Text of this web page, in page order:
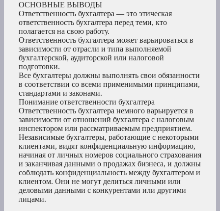
ОСНОВНЫЕ ВЫВОДЫ
Ответственность бухгалтера — это этическая
ответственность бухгалтера перед теми, кто
полагается на свою работу.
Ответственность бухгалтера может варьироваться в
зависимости от отрасли и типа выполняемой
бухгалтерской, аудиторской или налоговой
подготовки.
Все бухгалтеры должны выполнять свои обязанности
в соответствии со всеми применимыми принципами,
стандартами и законами.
Понимание ответственности бухгалтера
Ответственность бухгалтера немного варьируется в
зависимости от отношений бухгалтера с налоговым
инспектором или рассматриваемым предприятием.
Независимые бухгалтеры, работающие с некоторыми
клиентами, видят конфиденциальную информацию,
начиная от личных номеров социального страхования
и заканчивая данными о продажах бизнеса, и должны
соблюдать конфиденциальность между бухгалтером и
клиентом. Они не могут делиться личными или
деловыми данными с конкурентами или другими
лицами.